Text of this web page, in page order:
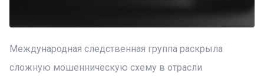
Международная следственная группа раскрыла
сложную мошенническую схему в отрасли